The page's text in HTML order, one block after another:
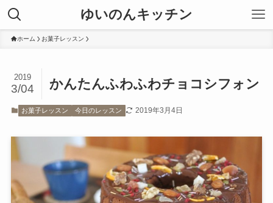
ゆいのんキッチン
ホーム お菓子レッスン
かんたんふわふわチョコシフォン
2019
3/04
お菓子レッスン 今日のレッスン 2019年3月4日